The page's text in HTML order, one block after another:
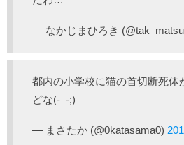
— なかじまひろき
都内の小学校に猫の首切断死体
どな(-_-;)
— まさたか (@0katasama0)